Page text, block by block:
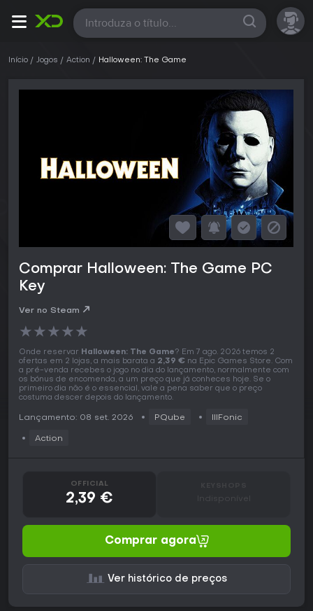
Todas
Início Jogos Action Halloween: The Game
Comprar Halloween: The Game PC
Key
Ver no Steam
★★★★★
Onde reservar Halloween: The Game? Em 7 ago. 2026 temos 2
ofertas em 2 lojas, a mais barata a 2,39 € na Epic Games Store. Com
a pré-venda recebes o jogo no dia do lançamento, normalmente com
os bónus de encomenda, a um preço que já conheces hoje. Se o
primeiro dia não é o essencial, vale a pena saber que o preço
costuma descer depois do lançamento.
Lançamento: 08 set. 2026 PQube IllFonic
Action
OFFICIAL
2,39 € Indisponível
Comprar agora
Ver histórico de preços